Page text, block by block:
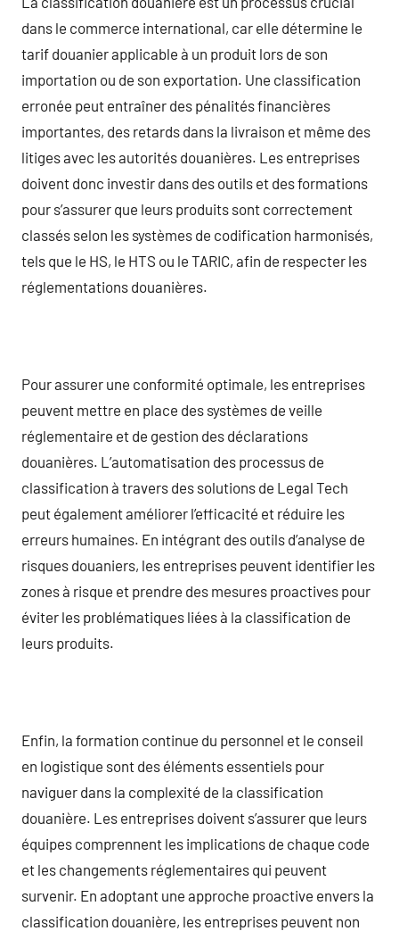
dans le commerce international, car elle détermine le
tarif douanier applicable à un produit lors de son
importation ou de son exportation. Une classification
erronée peut entraîner des pénalités financières
importantes, des retards dans la livraison et même des
litiges avec les autorités douanières. Les entreprises
doivent donc investir dans des outils et des formations
pour s’assurer que leurs produits sont correctement
classés selon les systèmes de codification harmonisés,
tels que le HS, le HTS ou le TARIC, afin de respecter les
réglementations douanières.
Pour assurer une conformité optimale, les entreprises
peuvent mettre en place des systèmes de veille
réglementaire et de gestion des déclarations
douanières. L’automatisation des processus de
classification à travers des solutions de Legal Tech
peut également améliorer l’efficacité et réduire les
erreurs humaines. En intégrant des outils d’analyse de
risques douaniers, les entreprises peuvent identifier les
zones à risque et prendre des mesures proactives pour
éviter les problématiques liées à la classification de
leurs produits.
Enfin, la formation continue du personnel et le conseil
en logistique sont des éléments essentiels pour
naviguer dans la complexité de la classification
douanière. Les entreprises doivent s’assurer que leurs
équipes comprennent les implications de chaque code
et les changements réglementaires qui peuvent
survenir. En adoptant une approche proactive envers la
classification douanière, les entreprises peuvent non